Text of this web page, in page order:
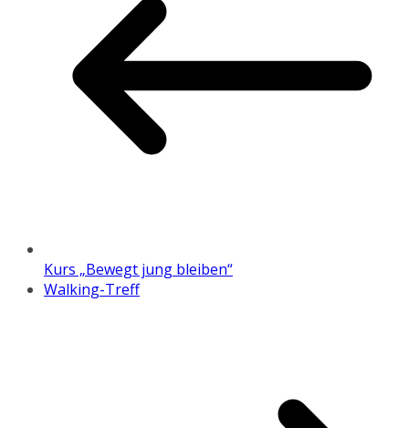
Kurs „Bewegt jung bleiben“
Walking-Treff